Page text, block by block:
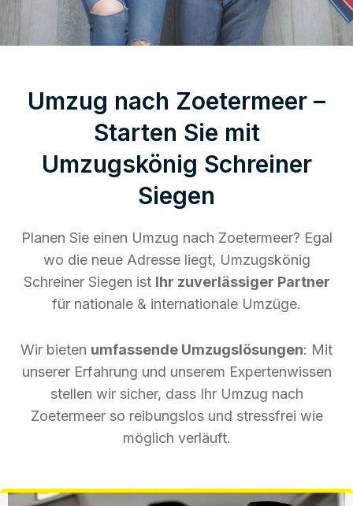
Umzug nach Zoetermeer –
Starten Sie mit
Umzugskönig Schreiner
Siegen
Planen Sie einen Umzug nach Zoetermeer? Egal
wo die neue Adresse liegt, Umzugskönig
Schreiner Siegen ist Ihr zuverlässiger Partner
für nationale & internationale Umzüge.
Wir bieten umfassende Umzugslösungen: Mit
unserer Erfahrung und unserem Expertenwissen
stellen wir sicher, dass Ihr Umzug nach
Zoetermeer so reibungslos und stressfrei wie
möglich verläuft.